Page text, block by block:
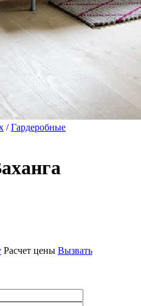
/Гардеробные
Расчет цены Вызвать